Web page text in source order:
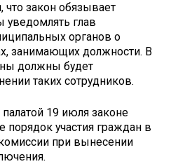
что закон обязывает
уведомлять глав
органов о
занимающих должности. В
должны будет
таких сотрудников.
19 июля законе
порядок участия граждан в
при вынесении